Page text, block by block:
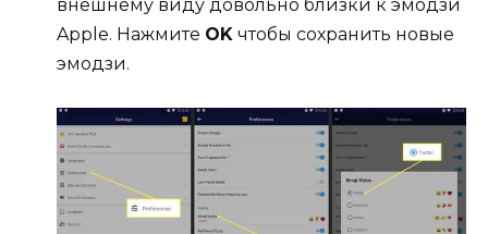
внешнему виду довольно близки к эмодзи
Apple. Нажмите OK чтобы сохранить новые
эмодзи.